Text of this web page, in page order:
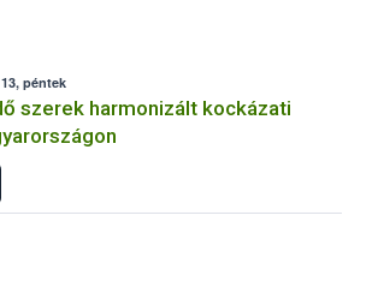
péntek
szerek harmonizált kockázati